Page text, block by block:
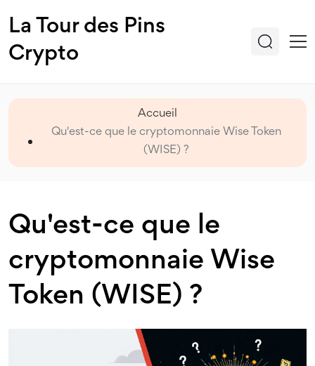
La Tour des Pins
Crypto
Accueil
Qu'est-ce que le cryptomonnaie Wise Token
(WISE) ?
Qu'est-ce que le
cryptomonnaie Wise
Token (WISE) ?